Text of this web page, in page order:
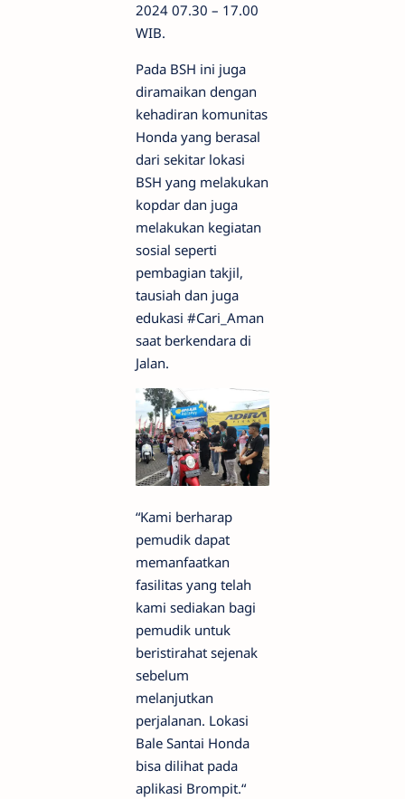
2024 07.30 – 17.00
WIB.
Pada BSH ini juga
diramaikan dengan
kehadiran komunitas
Honda yang berasal
dari sekitar lokasi
BSH yang melakukan
kopdar dan juga
melakukan kegiatan
sosial seperti
pembagian takjil,
tausiah dan juga
edukasi #Cari_Aman
saat berkendara di
Jalan.
“Kami berharap
pemudik dapat
memanfaatkan
fasilitas yang telah
kami sediakan bagi
pemudik untuk
beristirahat sejenak
sebelum
melanjutkan
perjalanan. Lokasi
Bale Santai Honda
bisa dilihat pada
aplikasi Brompit.“